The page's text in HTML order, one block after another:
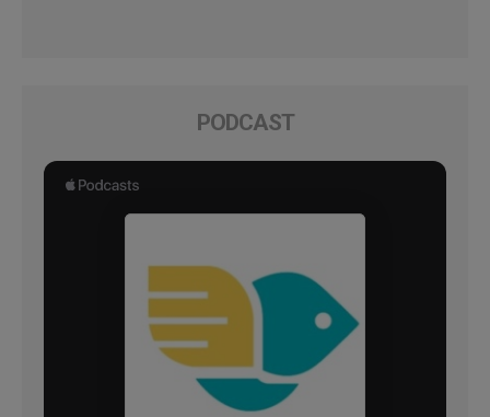
PODCAST